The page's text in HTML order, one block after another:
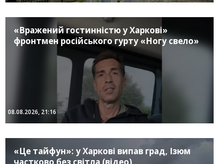
«Вражений гостинністю у Харкові»
фронтмен російського гурту «Ногу свело»
08.08.2026, 21:16
«Це тайфун»: у Харкові випав град, Ізюм